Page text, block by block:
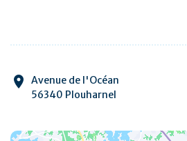
Avenue de l'Océan
56340 Plouharnel